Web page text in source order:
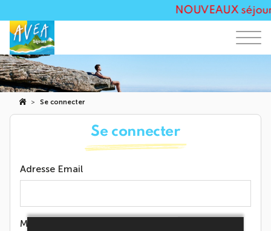
NOUVEAUX
> Se connecter
Se connecter
Adresse Email
Mot de passe